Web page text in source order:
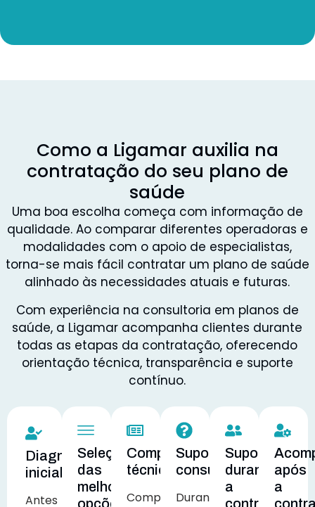
Como a Ligamar auxilia na
contratação do seu plano de
saúde
Uma boa escolha começa com informação de
qualidade. Ao comparar diferentes operadoras e
modalidades com o apoio de especialistas,
torna-se mais fácil contratar um plano de saúde
alinhado às necessidades atuais e futuras.
Com experiência na consultoria em planos de
saúde, a Ligamar acompanha clientes durante
todas as etapas da contratação, oferecendo
orientação técnica, transparência e suporte
contínuo.
Diagnóstico
inicial
Antes
Seleção
das
melhores
opções
Comparativo
técnico
Comparamos
Suporte
consultivo
Durante
Suporte
durante
a
contratação
após
a